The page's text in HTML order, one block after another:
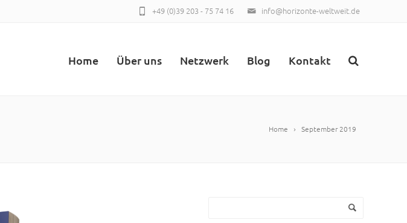
info@horizonte-weltweit.de
+49 (0)39 203 - 75 74 16
Home Über uns Netzwerk Blog Kontakt
Home September 2019